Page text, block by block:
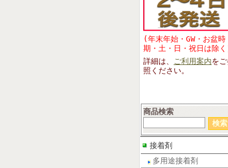
(年末年始・GW・お盆時
期・土・日・祝日は除く
詳細は、 ご利用案内をご
照くださ い。
商品検索
接着剤
多用途接着剤